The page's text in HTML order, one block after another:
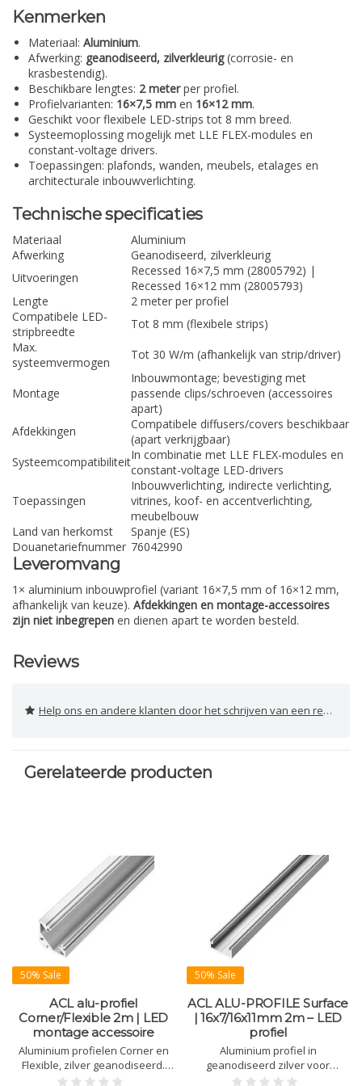
Kenmerken
Materiaal: Aluminium.
Afwerking: geanodiseerd, zilverkleurig(corrosie- en
krasbestendig).
Beschikbare lengtes: 2 meterper profiel.
Profielvarianten: 16×7,5 mm en 16×12 mm.
Geschikt voor flexibele LED-strips tot 8 mm breed.
Systeemoplossing mogelijk met LLE FLEX-modules en
constant-voltage drivers.
Toepassingen: plafonds, wanden, meubels, etalages en
architecturale inbouwverlichting.
Technische specificaties
Materiaal
Aluminium
Afwerking
Geanodiseerd, zilverkleurig
Uitvoeringen
Recessed 16×7,5 mm (28005792) |
Recessed 16×12 mm (28005793)
Lengte
2 meter per profiel
Compatibele LED-
stripbreedte
Tot 8 mm (flexibele strips)
Max.
systeemvermogen
Tot 30 W/m (afhankelijk van strip/driver)
Montage
Inbouwmontage; bevestiging met
passende clips/schroeven (accessoires
apart)
Afdekkingen
Compatibele diffusers/covers beschikbaar
(apart verkrijgbaar)
SysteemcompatibiliteitIn combinatie met LLE FLEX-modules en
constant-voltage LED-drivers
Toepassingen
Inbouwverlichting, indirecte verlichting,
vitrines, koof- en accentverlichting,
meubelbouw
Land van herkomst
Spanje (ES)
Douanetariefnummer 76042990
Leveromvang
1× aluminium inbouwprofiel (variant 16×7,5 mm of 16×12 mm,
afhankelijk van keuze). Afdekkingen en montage-accessoires
zijn niet inbegrepen en dienen apart te worden besteld.
Reviews
Help ons en andere klanten door het schrijven van een review
Gerelateerde producten
50% Sale
ACL alu-profiel
Corner/Flexible 2m | LED
montage accessoire
Aluminium profielen Corner en
Flexible, zilver geanodiseerd.
Lengte 2 m, geschikt voor
50% Sale
ACL ALU-PROFILE Surface
| 16x7/16x11mm 2m – LED
profiel
Aluminium profiel in
geanodiseerd zilver voor
opbouwmontage. Voor LED-